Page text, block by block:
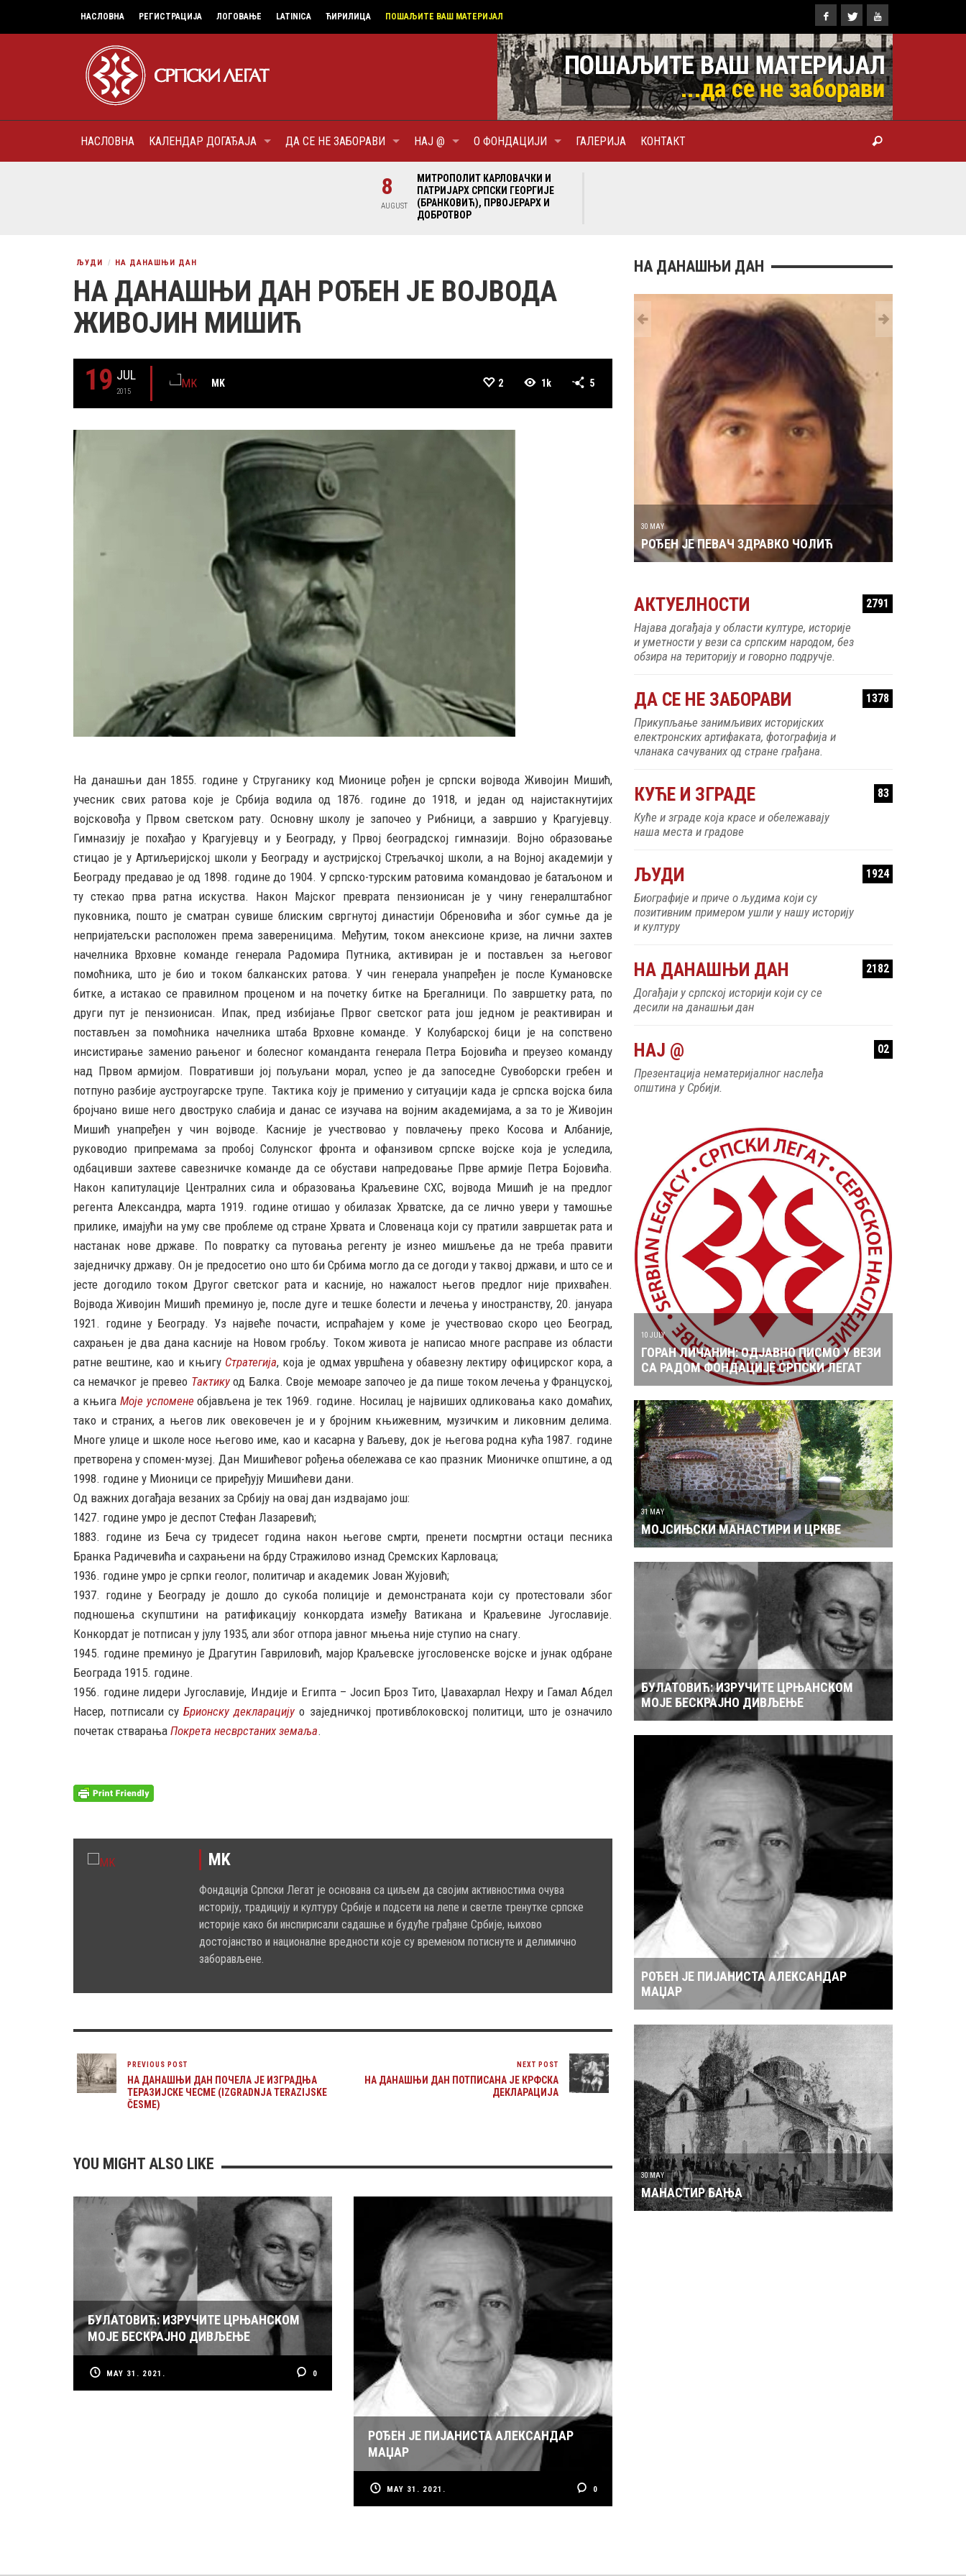
НАСЛОВНА РЕГИСТРАЦИЈА ЛОГОВАЊЕ LATINICA ЋИРИЛИЦА ПОШАЉИТЕ ВАШ МАТЕРИЈАЛ
НАСЛОВНА КАЛЕНДАР ДОГАЂАЈА ДА СЕ НЕ ЗАБОРАВИ НАЈ @ О ФОНДАЦИЈИ ГАЛЕРИЈА КОНТАКТ
8
AUGUST
МИТРОПОЛИТ КАРЛОВАЧКИ И
ПАТРИЈАРХ СРПСКИ ГЕОРГИЈЕ
(БРАНКОВИЋ), ПРВОЈЕРАРХ И
ДОБРОТВОР
ЉУДИ НА ДАНАШЊИ ДАН
НА ДАНАШЊИ ДАН РОЂЕН ЈЕ ВОЈВОДА
ЖИВОЈИН МИШИЋ
19 JUL
2015
MK 2 1k 5
На данашњи дан 1855. године у Струганику код Мионице рођен је српски војвода Живојин Мишић,
учесник свих ратова које је Србија водила од 1876. године до 1918, и један од најистакнутијих
војсковођа у Првом светском рату. Основну школу је започео у Рибници, а завршио у Крагујевцу.
Гимназију је похађао у Крагујевцу и у Београду, у Првој београдској гимназији. Војно образовање
стицао је у Артиљеријској школи у Београду и аустријској Стрељачкој школи, а на Војној академији у
Београду предавао је од 1898. године до 1904. У српско-турским ратовима командовао је батаљоном и
ту стекао прва ратна искуства. Након Мајског преврата пензионисан је у чину генералштабног
пуковника, пошто је сматран сувише блиским свргнутој династији Обреновића и због сумње да је
непријатељски расположен према завереницима. Међутим, током анексионе кризе, на лични захтев
начелника Врховне команде генерала Радомира Путника, активиран је и постављен за његовог
помоћника, што је био и током балканских ратова. У чин генерала унапређен је после Кумановске
битке, а истакао се правилном проценом и на почетку битке на Брегалници. По завршетку рата, по
други пут је пензионисан. Ипак, пред избијање Првог светског рата још једном је реактивиран и
постављен за помоћника начелника штаба Врховне команде. У Колубарској бици је на сопствено
инсистирање заменио рањеног и болесног команданта генерала Петра Бојовића и преузео команду
над Првом армијом. Повративши јој пољуљани морал, успео је да запоседне Сувоборски гребен и
потпуно разбије аустроугарске трупе. Тактика коју је применио у ситуацији када је српска војска била
бројчано више него двоструко слабија и данас се изучава на војним академијама, а за то је Живојин
Мишић унапређен у чин војводе. Касније је учествовао у повлачењу преко Косова и Албаније,
руководио припремама за пробој Солунског фронта и офанзивом српске војске која је уследила,
одбацивши захтеве савезничке команде да се обустави напредовање Прве армије Петра Бојовића.
Након капитулације Централних сила и образовања Краљевине СХС, војвода Мишић је на предлог
регента Александра, марта 1919. године отишао у обилазак Хрватске, да се лично увери у тамошње
прилике, имајући на уму све проблеме од стране Хрвата и Словенаца који су пратили завршетак рата и
настанак нове државе. По повратку са путовања регенту је изнео мишљење да не треба правити
заједничку државу. Он је предосетио оно што би Србима могло да се догоди у таквој држави, и што се и
јесте догодило током Другог светског рата и касније, но нажалост његов предлог није прихваћен.
Војвода Живојин Мишић преминуо је, после дуге и тешке болести и лечења у иностранству, 20. јануара
1921. године у Београду. Уз највеће почасти, испраћајем у коме је учествовао скоро цео Београд,
сахрањен је два дана касније на Новом гробљу. Током живота је написао многе расправе из области
ратне вештине, као и књигу Стратегија, која је одмах увршћена у обавезну лектиру официрског кора, а
са немачког је превео Тактикуод Балка. Своје мемоаре започео је да пише током лечења у Француској,
а књига Моје успомене објављена је тек 1969. године. Носилац је највиших одликовања како домаћих,
тако и страних, а његов лик овековечен је и у бројним књижевним, музичким и ликовним делима.
Многе улице и школе носе његово име, као и касарна у Ваљеву, док је његова родна кућа 1987. године
претворена у спомен-музеј. Дан Мишићевог рођења обележава се као празник Мионичке општине, а од
1998. године у Мионици се приређују Мишићеви дани.
Од важних догађаја везаних за Србију на овај дан издвајамо још:
1427. године умро је деспот Стефан Лазаревић;
1883. године из Беча су тридесет година након његове смрти, пренети посмртни остаци песника
Бранка Радичевића и сахрањени на брду Стражилово изнад Сремских Карловаца;
1936. године умро је српки геолог, политичар и академик Јован Жујовић;
1937. године у Београду је дошло до сукоба полиције и демонстраната који су протестовали због
подношења скупштини на ратификацију конкордата између Ватикана и Краљевине Југославије.
Конкордат је потписан у јулу 1935, али због отпора јавног мњења није ступио на снагу.
1945. године преминуо је Драгутин Гавриловић, мајор Краљевске југословенске војске и јунак одбране
Београда 1915. године.
1956. године лидери Југославије, Индије и Египта – Јосип Броз Тито, Џавахарлал Нехру и Гамал Абдел
Насер, потписали суБрионску декларацију о заједничкој противблоковској политици, што је означило
почетак стварања Покрета несврстаних земаља.
MK
Фондација Српски Легат је основана са циљем да својим активностима очува
историју, традицију и културу Србије и подсети на лепе и светле тренутке српске
историје како би инспирисали садашње и будуће грађане Србије, њихово
достојанство и националне вредности које су временом потиснуте и делимично
заборављене.
PREVIOUS POST
НА ДАНАШЊИ ДАН ПОЧЕЛА ЈЕ ИЗГРАДЊА
ТЕРАЗИЈСКЕ ЧЕСМЕ (IZGRADNJA TERAZIJSKE
ČESME)
NEXT POST
НА ДАНАШЊИ ДАН ПОТПИСАНА ЈЕ КРФСКА
ДЕКЛАРАЦИЈА
YOU MIGHT ALSO LIKE
БУЛАТОВИЋ: ИЗРУЧИТЕ ЦРЊАНСКОМ
МОЈЕ БЕСКРАЈНО ДИВЉЕЊЕ
MAY 31. 2021. 0
РОЂЕН ЈЕ ПИЈАНИСТА АЛЕКСАНДАР
МАЏАР
MAY 31. 2021. 0
НА ДАНАШЊИ ДАН
РОЂЕН ЈЕ ГЛУМАЦ МИЛУТИН МИЋА ТАТИЋ
РОЂЕН ЈЕ ПИЈАНИСТА АЛЕКСАНДАР
30 MAY
РОЂЕН ЈЕ ПЕВАЧ ЗДРАВКО ЧОЛИЋ
АКТУЕЛНОСТИ 2791
Најава догађаја у области културе, историје
и уметности у вези са српским народом, без
обзира на територију и говорно подручје.
ДА СЕ НЕ ЗАБОРАВИ 1378
Прикупљање занимљивих историјских
електронских артифаката, фотографија и
чланака сачуваних од стране грађана.
КУЋЕ И ЗГРАДЕ 83
Куће и зграде која красе и обележавају
наша места и градове
ЉУДИ 1924
Биографије и приче о људима који су
позитивним примером ушли у нашу историју
и културу
НА ДАНАШЊИ ДАН 2182
Догађаји у српској историји који су се
десили на данашњи дан
НАЈ @ 02
Презентација нематеријалног наслеђа
општина у Србији.
10 JULY
ГОРАН ЛИЧАНИН: ОДЈАВНО ПИСМО У ВЕЗИ
СА РАДОМ ФОНДАЦИЈЕ СРПСКИ ЛЕГАТ
31 MAY
МОЈСИЊСКИ МАНАСТИРИ И ЦРКВЕ
БУЛАТОВИЋ: ИЗРУЧИТЕ ЦРЊАНСКОМ
МОЈЕ БЕСКРАЈНО ДИВЉЕЊЕ
РОЂЕН ЈЕ ПИЈАНИСТА АЛЕКСАНДАР
МАЏАР
30 MAY
МАНАСТИР БАЊА